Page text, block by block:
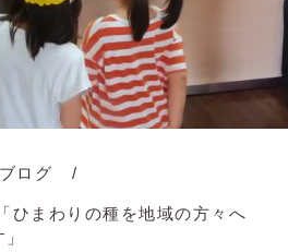
ログ
ひまわりの種を地域の方々へ